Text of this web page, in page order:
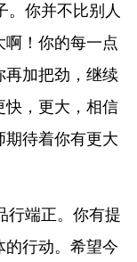
。你并不比别人
啊！你的每一点
再加把劲，继续
快，更大，相信
期待着你有更大
行端正。你有提
的行动。希望今